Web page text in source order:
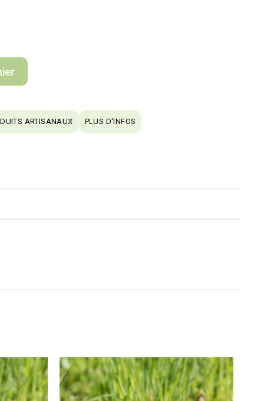
ARTISANAUX PLUS D'INFOS